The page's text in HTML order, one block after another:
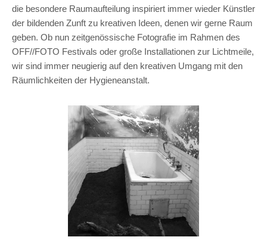
die besondere Raumaufteilung inspiriert immer wieder Künstler
der bildenden Zunft zu kreativen Ideen, denen wir gerne Raum
geben. Ob nun zeitgenössische Fotografie im Rahmen des
OFF//FOTO Festivals oder große Installationen zur Lichtmeile,
wir sind immer neugierig auf den kreativen Umgang mit den
Räumlichkeiten der Hygieneanstalt.